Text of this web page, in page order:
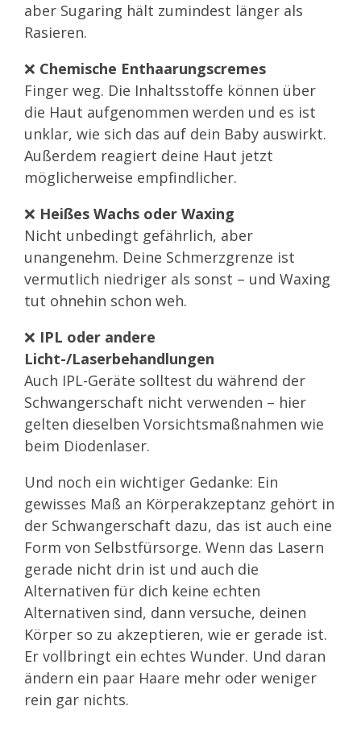
aber Sugaring hält zumindest länger als
Rasieren.
❌ Chemische Enthaarungscremes
Finger weg. Die Inhaltsstoffe können über
die Haut aufgenommen werden und es ist
unklar, wie sich das auf dein Baby auswirkt.
Außerdem reagiert deine Haut jetzt
möglicherweise empfindlicher.
❌ Heißes Wachs oder Waxing
Nicht unbedingt gefährlich, aber
unangenehm. Deine Schmerzgrenze ist
vermutlich niedriger als sonst – und Waxing
tut ohnehin schon weh.
❌ IPL oder andere
Licht-/Laserbehandlungen
Auch IPL-Geräte solltest du während der
Schwangerschaft nicht verwenden – hier
gelten dieselben Vorsichtsmaßnahmen wie
beim Diodenlaser.
Und noch ein wichtiger Gedanke: Ein
gewisses Maß an Körperakzeptanz gehört in
der Schwangerschaft dazu, das ist auch eine
Form von Selbstfürsorge. Wenn das Lasern
gerade nicht drin ist und auch die
Alternativen für dich keine echten
Alternativen sind, dann versuche, deinen
Körper so zu akzeptieren, wie er gerade ist.
Er vollbringt ein echtes Wunder. Und daran
ändern ein paar Haare mehr oder weniger
rein gar nichts.